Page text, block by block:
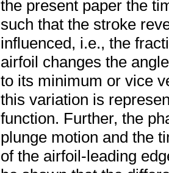
the present paper the
such that the stroke
influenced, i.e., the
airfoil changes the
to its minimum or vice
this variation is
function. Further, the
plunge motion and the
of the airfoil-leading